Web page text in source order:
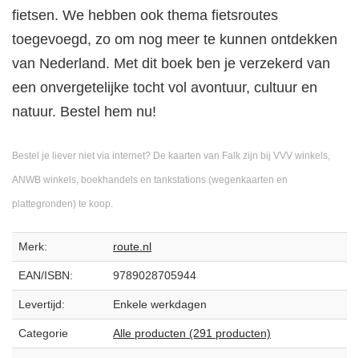
fietsen. We hebben ook thema fietsroutes
toegevoegd, zo om nog meer te kunnen ontdekken
van Nederland. Met dit boek ben je verzekerd van
een onvergetelijke tocht vol avontuur, cultuur en
natuur. Bestel hem nu!
Bestel je liever niet via internet? De kaarten van Falk zijn bij VVV winkels,
ANWB winkels, boekhandels en tankstations (wegenkaarten en
plattegronden) te koop.
Merk: route.nl
EAN/ISBN: 9789028705944
Levertijd: Enkele werkdagen
Categorie Alle producten (291 producten)